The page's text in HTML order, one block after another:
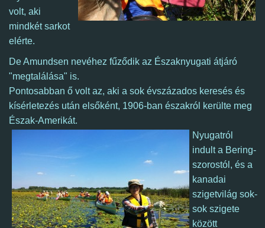
volt, aki
mindkét sarkot
elérte.
De Amundsen nevéhez fűződik az Északnyugati átjáró
"megtalálása" is.
Pontosabban ő volt az, aki a sok évszázados keresés és
kísérletezés után elsőként, 1906-ban északról kerülte meg
Észak-Amerikát.
Nyugatról
indult a Bering-
szorostól, és a
kanadai
szigetvilág sok-
sok szigete
között